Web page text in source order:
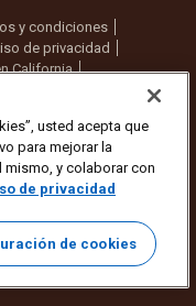
y condiciones
de privacidad
California
of America, Inc. Todos
actualizaciones por
aquí
de correo electrónico o
de marketing de
.
usted acepta que
para mejorar la
mismo, y colaborar con
de privacidad
de cookies